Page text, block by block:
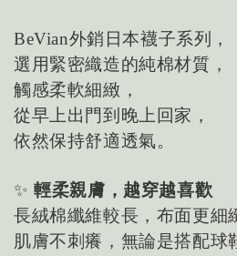
BeVian外銷日本襪子系列，
選用緊密織造的純棉材質，
觸感柔軟細緻，
從早上出門到晚上回家，
依然保持舒適透氣。
✨輕柔親膚，越穿越喜歡
長絨棉纖維較長，布面更細
肌膚不刺癢，無論是搭配球